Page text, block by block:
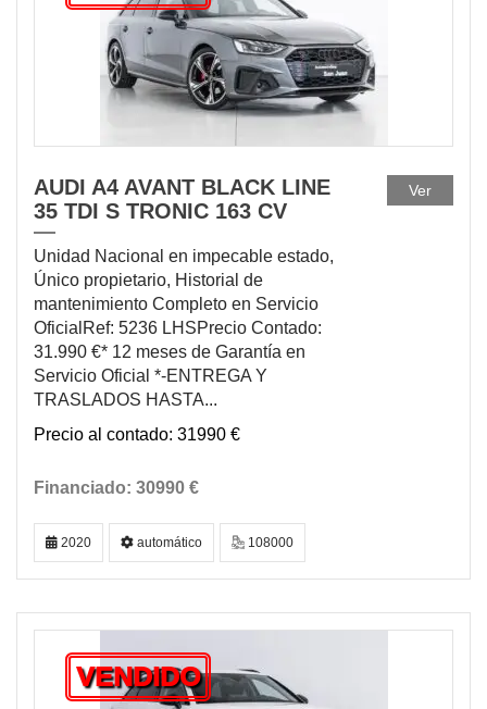
AUDI A4 AVANT BLACK LINE
35 TDI S TRONIC 163 CV
Unidad Nacional en impecable estado,
Único propietario, Historial de
mantenimiento Completo en Servicio
OficialRef: 5236 LHSPrecio Contado:
31.990 €* 12 meses de Garantía en
Servicio Oficial *-ENTREGA Y
TRASLADOS HASTA...
31990 €
30990 €
Ver
2020 automático 108000
VENDIDO